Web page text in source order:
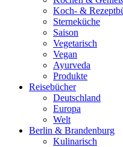
Koch- &
Sterneküche
Saison
Vegetarisch
Vegan
Ayurveda
Produkte
Reisebücher
Deutschland
Europa
Welt
Berlin & Brandenburg
Kulinarisch